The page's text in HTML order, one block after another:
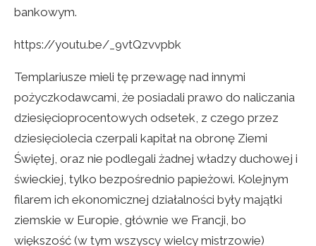
bankowym.
https://youtu.be/_9vtQzvvpbk
Templariusze mieli tę przewagę nad innymi
pożyczkodawcami, że posiadali prawo do naliczania
dziesięcioprocentowych odsetek, z czego przez
dziesięciolecia czerpali kapitał na obronę Ziemi
Świętej, oraz nie podlegali żadnej władzy duchowej i
świeckiej, tylko bezpośrednio papieżowi. Kolejnym
filarem ich ekonomicznej działalności były majątki
ziemskie w Europie, głównie we Francji, bo
większość (w tym wszyscy wielcy mistrzowie)